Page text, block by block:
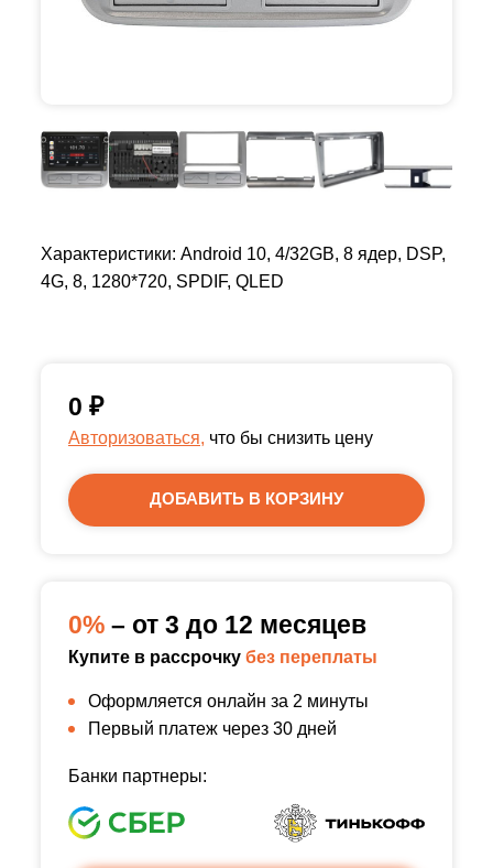
Характеристики: Android 10, 4/32GB, 8 ядер, DSP,
4G, 8, 1280*720, SPDIF, QLED
0 ₽
Авторизоваться, что бы снизить цену
ДОБАВИТЬ В КОРЗИНУ
0% – от 3 до 12 месяцев
Купите в рассрочку без переплаты
Оформляется онлайн за 2 минуты
Первый платеж через 30 дней
Банки партнеры: